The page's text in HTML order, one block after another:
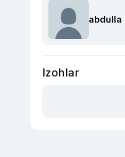
abdulla
Izohlar